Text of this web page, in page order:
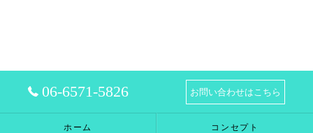
06-6571-5826 お問い合わせはこちら
ホーム コンセプト